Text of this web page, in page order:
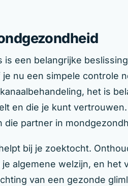
is een belangrijke
nu een simpele controle
het is
en die je kunt
die partner in
bij je zoektocht.
algemene welzijn, en het
van een gezonde